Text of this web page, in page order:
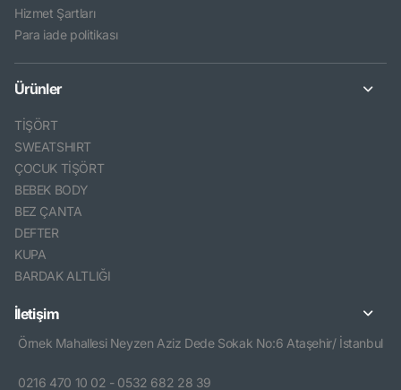
Hizmet Şartları
Para iade politikası
Ürünler
TİŞÖRT
SWEATSHIRT
ÇOCUK TİŞÖRT
BEBEK BODY
BEZ ÇANTA
DEFTER
KUPA
BARDAK ALTLIĞI
İletişim
Örnek Mahallesi Neyzen Aziz Dede Sokak No:6 Ataşehir/ İstanbul
0216 470 10 02 - 0532 682 28 39